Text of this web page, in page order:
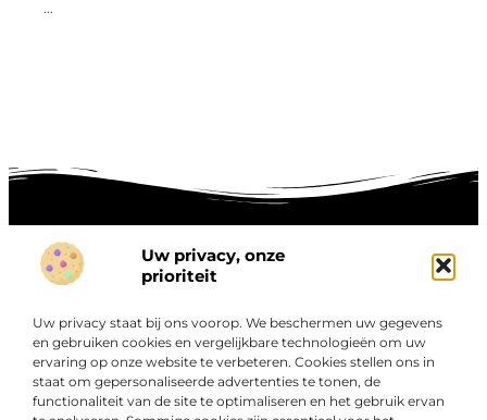
Uw privacy, onze
prioriteit
Uw privacy staat bij ons voorop. We beschermen uw gegevens
en gebruiken cookies en vergelijkbare technologieën om uw
ervaring op onze website te verbeteren. Cookies stellen ons in
staat om gepersonaliseerde advertenties te tonen, de
functionaliteit van de site te optimaliseren en het gebruik ervan
...
Over
Bedrijf
“Ontdek een wereld van boeiende blogs en artikelen die
je zowel inspireren als informeren.”
Onze informatie